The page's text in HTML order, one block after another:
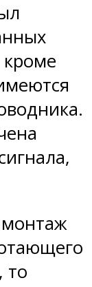
кроме
монтаж
то